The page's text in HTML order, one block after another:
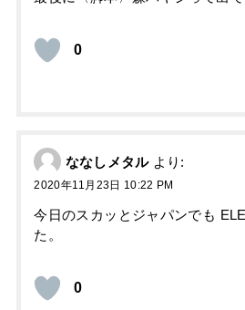
0
ななしメタル より:
2020年11月23日 10:22 PM
今日のスカッとジャパンでも
た。
0